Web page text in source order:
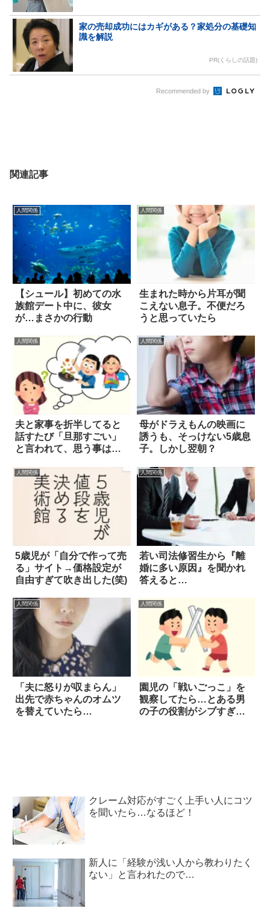
家の売却成功にはカギがある？家処分の基礎知
識を解説
PR(くらしの話題)
Recommended by
関連記事
人間関係
【シュール】初めての水
族館デート中に、彼女
が…まさかの行動
人間関係
生まれた時から片耳が聞
こえない息子。不便だろ
うと思っていたら
人間関係
夫と家事を折半してると
話すたび「旦那すごい」
と言われて、思う事は…
人間関係
母がドラえもんの映画に
誘うも、そっけない5歳息
子。しかし翌朝？
人間関係
5歳児が「自分で作って売
る」サイト→価格設定が
自由すぎて吹き出した(笑)
人間関係
若い司法修習生から『離
婚に多い原因』を聞かれ
答えると…
人間関係
「夫に怒りが収まらん」
出先で赤ちゃんのオムツ
を替えていたら…
人間関係
園児の「戦いごっこ」を
観察してたら…とある男
の子の役割がシブすぎた
クレーム対応がすごく上手い人にコツ
を聞いたら…なるほど！
新人に「経験が浅い人から教わりたく
ない」と言われたので…